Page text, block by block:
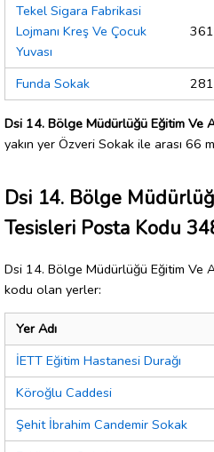
Tekel Sigara Fabrikasi
Lojmanı Kreş Ve Çocuk
Yuvası
Funda Sokak
Dsi 14. Bölge Müdürlüğü Eğitim Ve
yakın yer Özveri Sokak ile arası 66
Dsi 14. Bölge
Tesisleri Posta Kodu
Dsi 14. Bölge Müdürlüğü Eğitim Ve
kodu olan yerler:
Yer Adı
İETT Eğitim Hastanesi Durağı
Köroğlu Caddesi
Şehit İbrahim Candemir Sokak